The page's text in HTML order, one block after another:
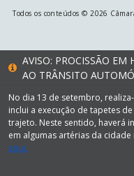
Todos os conteúdos © 2026
AVISO: PROCISSÃO EM
AO TRÂNSITO
No dia 13 de setembro,
inclui a execução de tapetes
trajeto. Neste sentido, haverá
em algumas artérias da
aqui.